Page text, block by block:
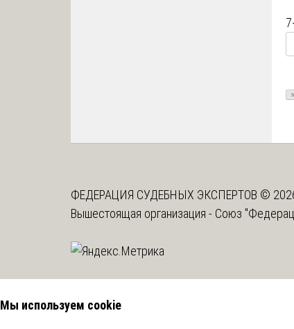
7
ФЕДЕРАЦИЯ СУДЕБНЫХ ЭКСПЕРТОВ ©
Вышестоящая организация - Союз
Мы используем cookie